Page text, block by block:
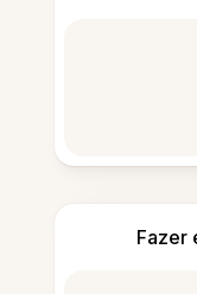
Fazer